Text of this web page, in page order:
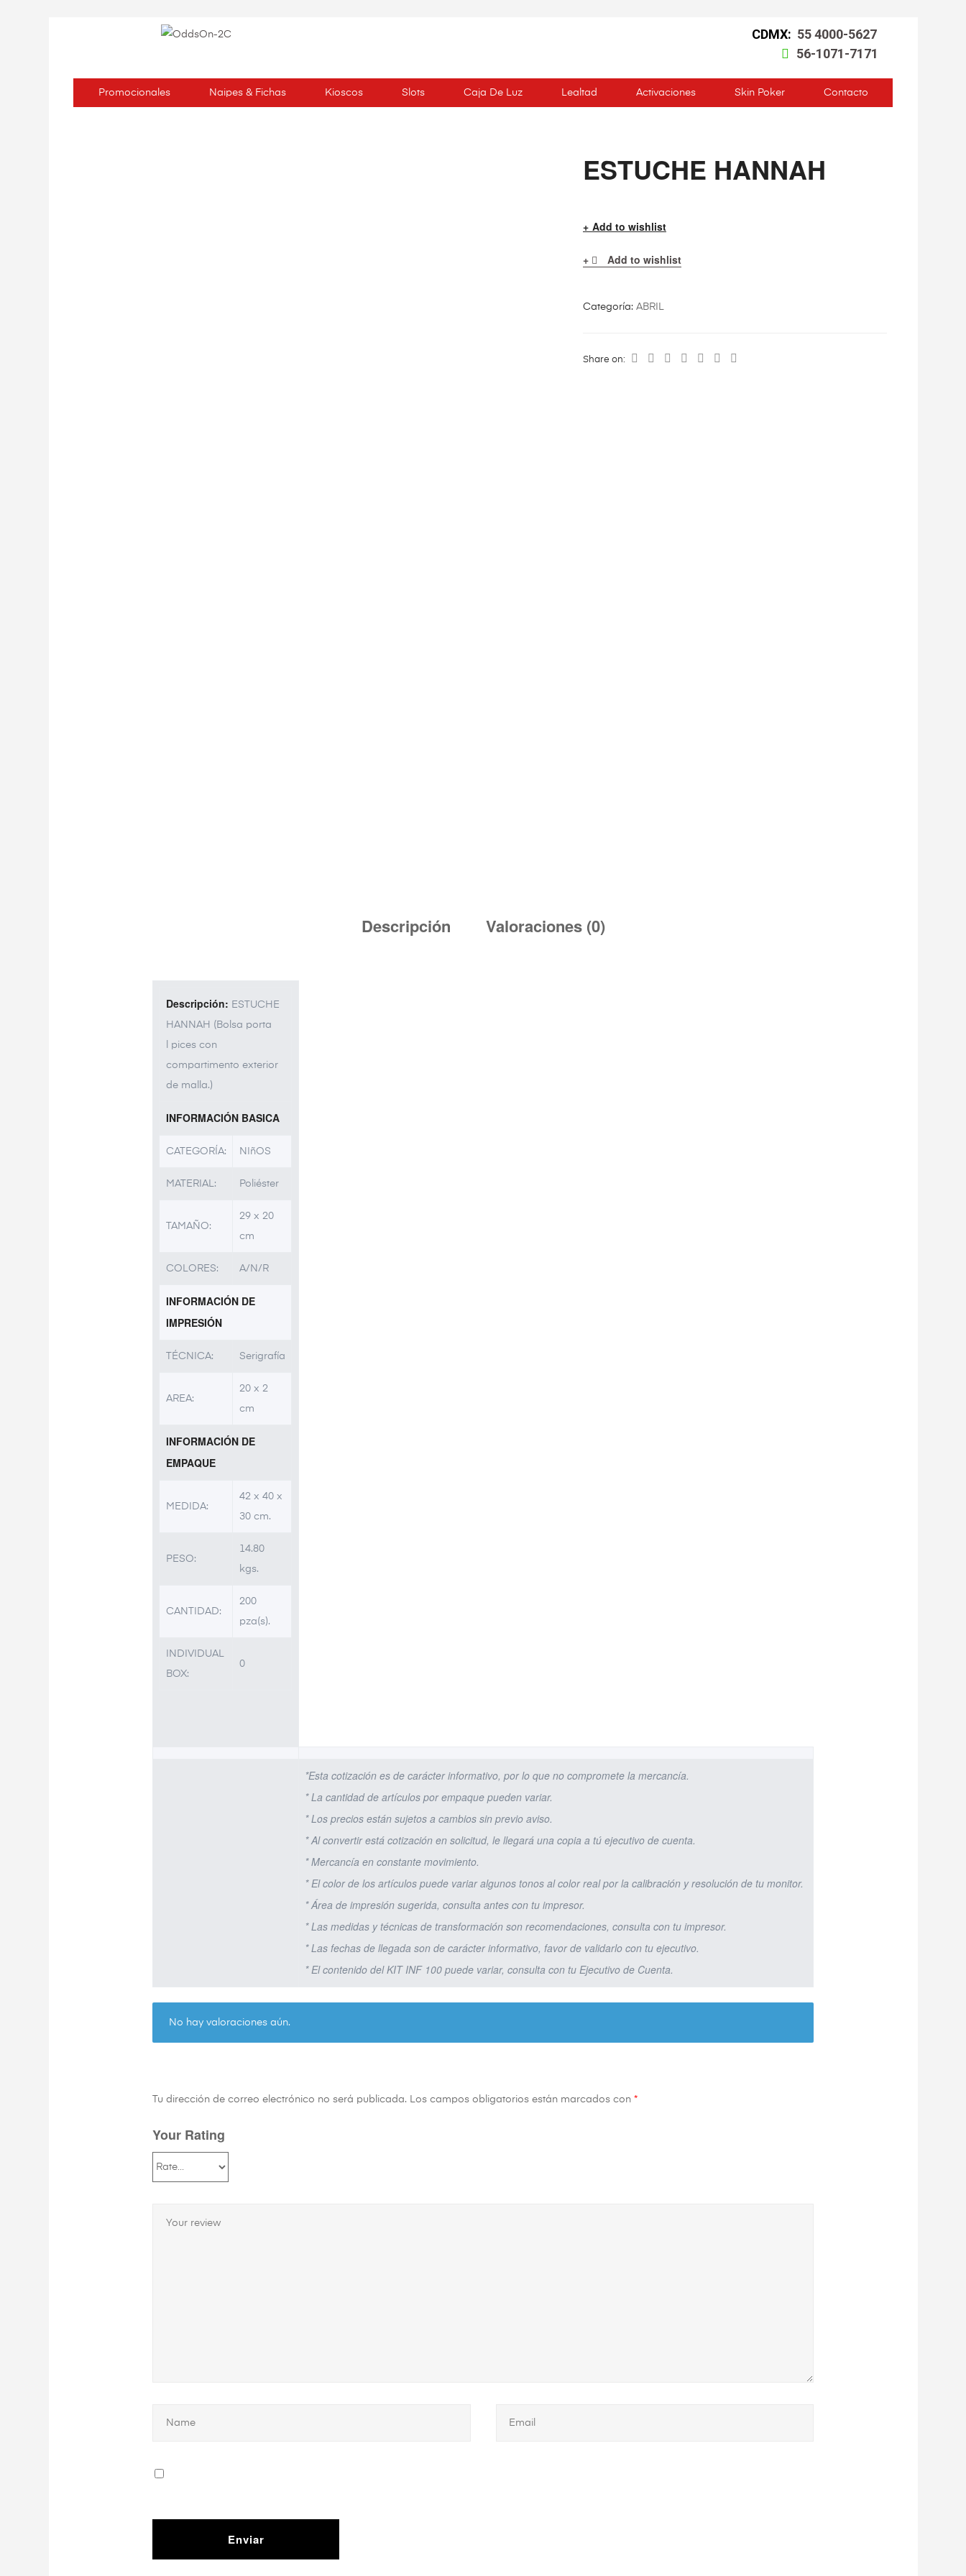
CDMX: 55 4000-5627
56-1071-7171
Promocionales Naipes & Fichas Kioscos Slots Caja De Luz Lealtad Activaciones Skin Poker Contacto
ESTUCHE HANNAH
Add to wishlist
Add to wishlist
Categoría: ABRIL
Share on:
Descripción Valoraciones (0)
Descripción: ESTUCHE
HANNAH (Bolsa porta
l pices con
compartimento exterior
de malla.)
INFORMACIÓN BASICA
CATEGORÍA: NIñOS
MATERIAL: Poliéster
TAMAÑO:
29 x 20
cm
COLORES: A/N/R
INFORMACIÓN DE
IMPRESIÓN
TÉCNICA: Serigrafía
AREA:
20 x 2
cm
INFORMACIÓN DE
EMPAQUE
MEDIDA:
42 x 40 x
30 cm.
PESO:
14.80
kgs.
CANTIDAD:
200
pza(s).
INDIVIDUAL
BOX:
0
*Esta cotización es de carácter informativo, por lo que no compromete la mercancía.
* La cantidad de artículos por empaque pueden variar.
* Los precios están sujetos a cambios sin previo aviso.
* Al convertir está cotización en solicitud, le llegará una copia a tú ejecutivo de cuenta.
* Mercancía en constante movimiento.
* El color de los artículos puede variar algunos tonos al color real por la calibración y resolución de tu monitor.
* Área de impresión sugerida, consulta antes con tu impresor.
* Las medidas y técnicas de transformación son recomendaciones, consulta con tu impresor.
* Las fechas de llegada son de carácter informativo, favor de validarlo con tu ejecutivo.
* El contenido del KIT INF 100 puede variar, consulta con tu Ejecutivo de Cuenta.
No hay valoraciones aún.
Tu dirección de correo electrónico no será publicada. Los campos obligatorios están marcados con *
Your Rating